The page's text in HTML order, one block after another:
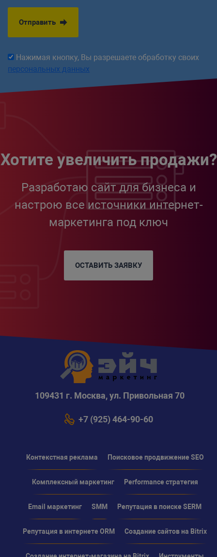
Отправить
Нажимая кнопку, Вы разрешаете обработку своих
персональных данных
Хотите увеличить продажи?
Разработаю сайт для бизнеса и
настрою все источники интернет-
маркетинга под ключ
ОСТАВИТЬ ЗАЯВКУ
109431 г. Москва, ул. Привольная 70
+7 (925) 464-90-60
Контекстная реклама Поисковое продвижение SEO
Комплексный маркетинг Performance стратегия
Email маркетинг SMM Репутация в поиске SERM
Репутация в интернете ORM Создание сайтов на Bitrix